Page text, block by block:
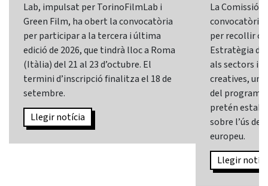
Lab, impulsat per TorinoFilmLab i
Green Film, ha obert la convocatòria
per participar a la tercera i última
edició de 2026, que tindrà lloc a Roma
(Itàlia) del 21 al 23 d’octubre. El
termini d’inscripció finalitza el 18 de
setembre.
Llegir notícia
La Comissió
convocatòria
per recollir
Estratègia
als sectors i
creatives,
del programa
pretén
sobre l’ús de
europeu.
Llegir